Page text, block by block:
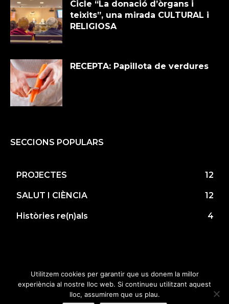
Cicle “La donació d’òrgans i
teixits”, una mirada CULTURAL i
RELIGIOSA
RECEPTA: Papillota de verdures
SECCIONS POPULARS
PROJECTES 12
SALUT I CIÈNCIA 12
Històries re(n)als 4
Fundació Renal Jaume Arnó •HOLA by Neus
•Connectalia.com
Utilitzem cookies per garantir que us donem la millor
experiència al nostre lloc web. Si continueu utilitzant aquest
lloc, assumirem que us plau.